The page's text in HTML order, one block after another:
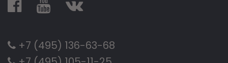
+7 (495) 136-63-68